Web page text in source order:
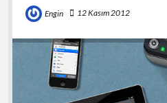
twitterfacebook
Engin 12 Kasım 2012